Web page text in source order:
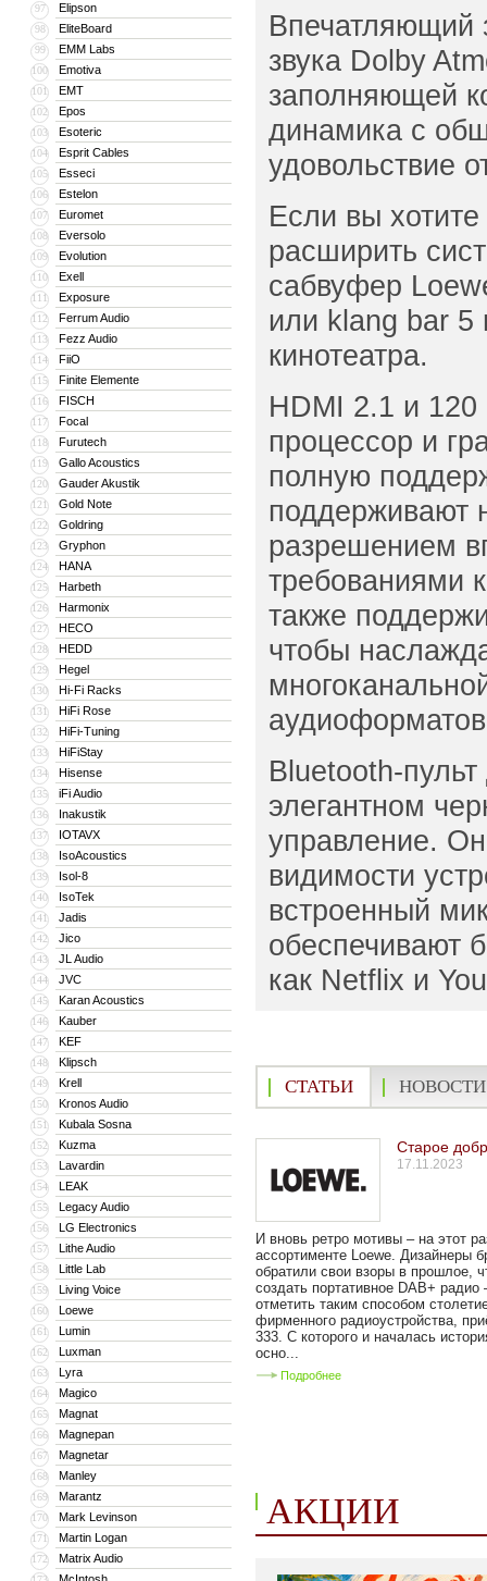
97 Elipson
98 EliteBoard
99 EMM Labs
100 Emotiva
101 EMT
102 Epos
103 Esoteric
104 Esprit Cables
105 Esseci
106 Estelon
107 Euromet
108 Eversolo
109 Evolution
110 Exell
111 Exposure
112 Ferrum Audio
113 Fezz Audio
114 FiiO
115 Finite Elemente
116 FISCH
117 Focal
118 Furutech
119 Gallo Acoustics
120 Gauder Akustik
121 Gold Note
122 Goldring
123 Gryphon
124 HANA
125 Harbeth
126 Harmonix
127 HECO
128 HEDD
129 Hegel
130 Hi-Fi Racks
131 HiFi Rose
132 HiFi-Tuning
133 HiFiStay
134 Hisense
135 iFi Audio
136 Inakustik
137 IOTAVX
138 IsoAcoustics
139 Isol-8
140 IsoTek
141 Jadis
142 Jico
143 JL Audio
144 JVC
145 Karan Acoustics
146 Kauber
147 KEF
148 Klipsch
149 Krell
150 Kronos Audio
151 Kubala Sosna
152 Kuzma
153 Lavardin
154 LEAK
155 Legacy Audio
156 LG Electronics
157 Lithe Audio
158 Little Lab
159 Living Voice
160 Loewe
161 Lumin
162 Luxman
163 Lyra
164 Magico
165 Magnat
166 Magnepan
167 Magnetar
168 Manley
169 Marantz
170 Mark Levinson
171 Martin Logan
172 Matrix Audio
Впечатляющий
звука Dolby
заполняющей
динамика с
удовольствие
Если вы
расширить
сабвуфер
или klang bar 5
кинотеатра.
HDMI 2.1 и
процессор и
полную
поддерживают
разрешением
требованиями
также
чтобы
Bluetooth-
элегантном
управление.
видимости
встроенный
обеспечивают
как Netflix и
СТАТЬИ НОВОСТИ
Старое
17.11.2023
И вновь ретро мотивы – на этот
ассортименте Loewe. Дизайнеры
обратили свои взоры в прошлое,
создать портативное DAB+ радио
отметить таким способом
фирменного радиоустройства,
333. С которого и началась
осно...
Подробнее
АКЦИИ